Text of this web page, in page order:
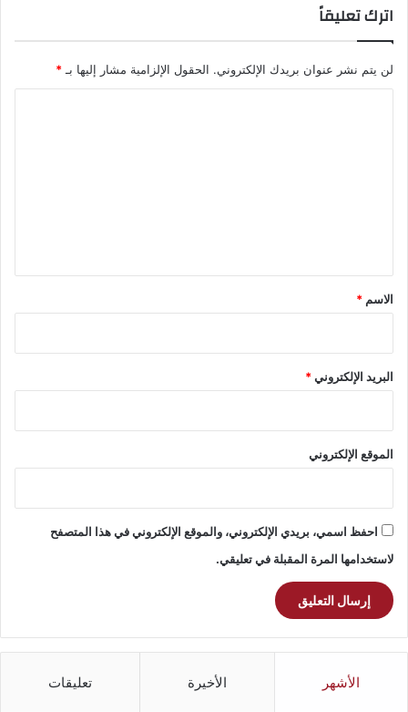
اترك تعليقاً
لن يتم نشر عنوان بريدك الإلكتروني. الحقول الإلزامية مشار إليها بـ *
*
الاسم *
البريد الإلكتروني*
الموقع الإلكتروني
احفظ اسمي، بريدي الإلكتروني، والموقع الإلكتروني في هذا المتصفح
لاستخدامها المرة المقبلة في تعليقي.
الأشهر الأخيرة تعليقات